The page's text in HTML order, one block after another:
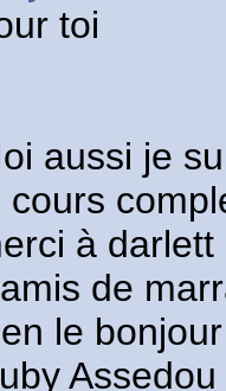
toi
aussi je
cours
à
de
le bonjour